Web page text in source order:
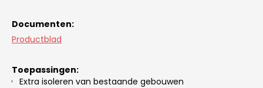
Documenten:
Productblad
Toepassingen:
Extra isoleren van bestaande gebouwen